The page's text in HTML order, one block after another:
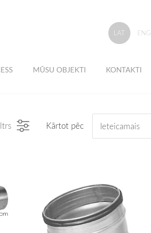
MŪSU OBJEKTI KONTAKTI
LAT ENG
Kārtot pēc